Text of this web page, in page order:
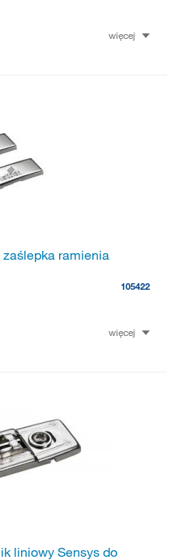
więcej
zaślepka ramienia
105422
więcej
liniowy Sensys do